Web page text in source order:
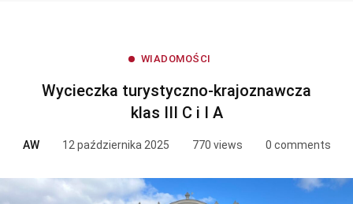
WIADOMOŚCI
Wycieczka turystyczno-krajoznawcza
klas III C i I A
AW 12 października 2025 770 views 0 comments